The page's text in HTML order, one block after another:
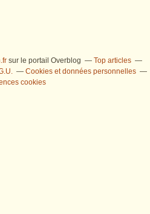
sur le portail Overblog
Top articles
Cookies et données personnelles
cookies